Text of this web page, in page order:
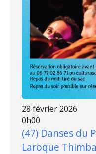
28 février 2026
0h00
(47) Danses du
Laroque